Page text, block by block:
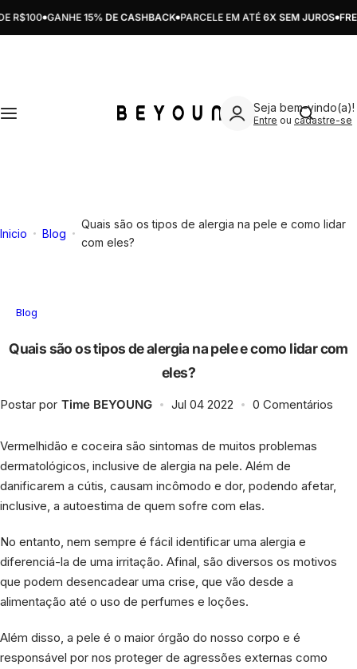
GANHE15% DE CASHBACK PARCELE EM ATÉ6X SEM JUROS
Estou
Seja bem-vindo(a)!
Entre ou cadastre-se
SKINCARE
Ver todos
MAKE
Ver todos
ATIVOS
Água de Maçã
Niacinamida
Pantenol
Retinol
Vitamina C
Vitamina E
CUIDADOS
Hiperpigmentação
Rugas/Linhas de expressão
KITS
Inicio Blog
Quais são os tipos de alergia na pele e como lidar
com eles?
Blog
Quais são os tipos de alergia na pele e como lidar com
eles?
Postar por Time BEYOUNG Jul 04 2022 0 Comentários
Vermelhidão e coceira são sintomas de muitos problemas
dermatológicos, inclusive de alergia na pele. Além de
danificarem a cútis, causam incômodo e dor, podendo afetar,
inclusive, a autoestima de quem sofre com elas.
No entanto, nem sempre é fácil identificar uma alergia e
diferenciá-la de uma irritação. Afinal, são diversos os motivos
que podem desencadear uma crise, que vão desde a
alimentação até o uso de perfumes e loções.
Além disso, a pele é o maior órgão do nosso corpo e é
responsável por nos proteger de agressões externas como
Pular para o conteúdo